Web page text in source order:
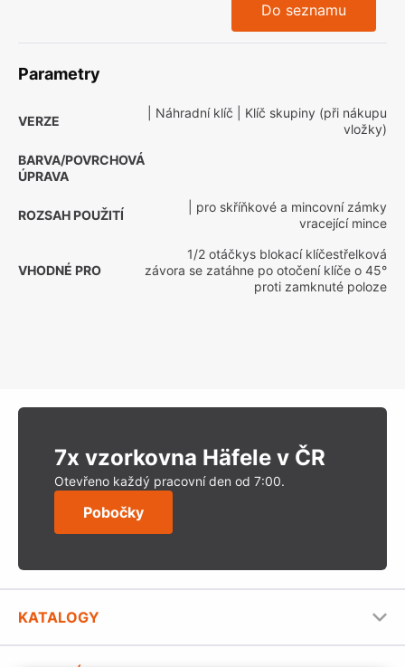
Do seznamu
Parametry
VERZE
| Náhradní klíč | Klíč skupiny (při nákupu
vložky)
BARVA/POVRCHOVÁ
ÚPRAVA
ROZSAH POUŽITÍ
| pro skříňkové a mincovní zámky
vracející mince
VHODNÉ PRO
1/2 otáčkys blokací klíčestřelková
závora se zatáhne po otočení klíče o 45°
proti zamknuté poloze
7x vzorkovna Häfele v ČR
Otevřeno každý pracovní den od 7:00.
Pobočky
KATALOGY